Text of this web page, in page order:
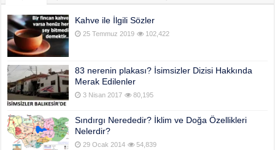
Kahve ile İlgili Sözler
25 Temmuz 2019 102,422
83 nerenin plakası? İsimsizler Dizisi Hakkında
Merak Edilenler
3 Nisan 2017 80,195
Sındırgı Nerededir? İklim ve Doğa Özellikleri
Nelerdir?
29 Ocak 2014 54,839